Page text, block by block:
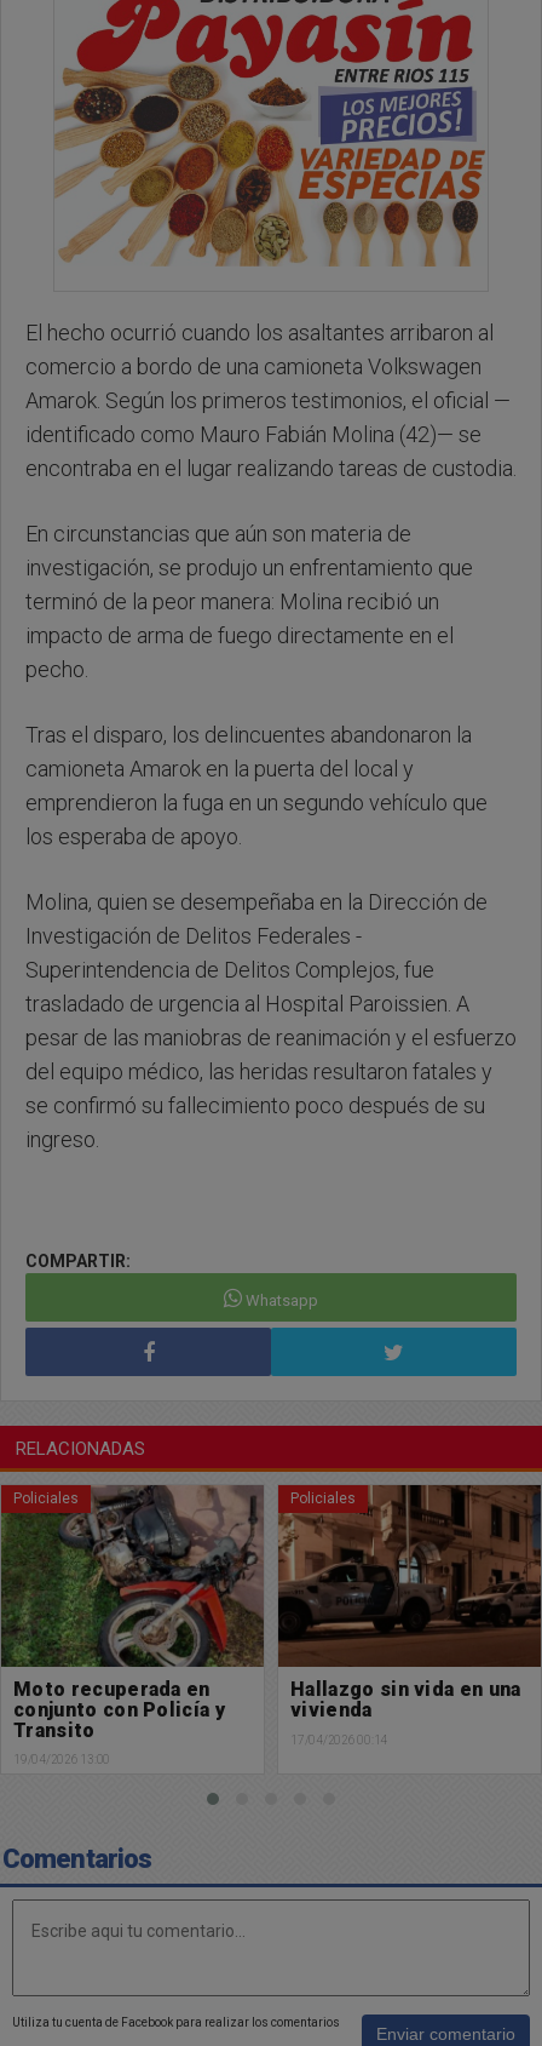
El hecho ocurrió cuando los asaltantes arribaron al
comercio a bordo de una camioneta Volkswagen
Amarok. Según los primeros testimonios, el oficial —
identificado como Mauro Fabián Molina (42)— se
encontraba en el lugar realizando tareas de custodia.
En circunstancias que aún son materia de
investigación, se produjo un enfrentamiento que
terminó de la peor manera: Molina recibió un
impacto de arma de fuego directamente en el
pecho.
Tras el disparo, los delincuentes abandonaron la
camioneta Amarok en la puerta del local y
emprendieron la fuga en un segundo vehículo que
los esperaba de apoyo.
Molina, quien se desempeñaba en la Dirección de
Investigación de Delitos Federales -
Superintendencia de Delitos Complejos, fue
trasladado de urgencia al Hospital Paroissien. A
pesar de las maniobras de reanimación y el esfuerzo
del equipo médico, las heridas resultaron fatales y
se confirmó su fallecimiento poco después de su
ingreso.
COMPARTIR:
Whatsapp
RELACIONADAS
Policiales
Hallazgo sin vida en una
vivienda
17/04/2026 00:14
Policiales
Un masculino fue
detenido por
comercializar
estupefacientes
Comentarios
Utiliza tu cuenta de Facebook para realizar los comentarios
Enviar comentario